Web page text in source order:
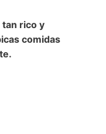
rico y
comidas